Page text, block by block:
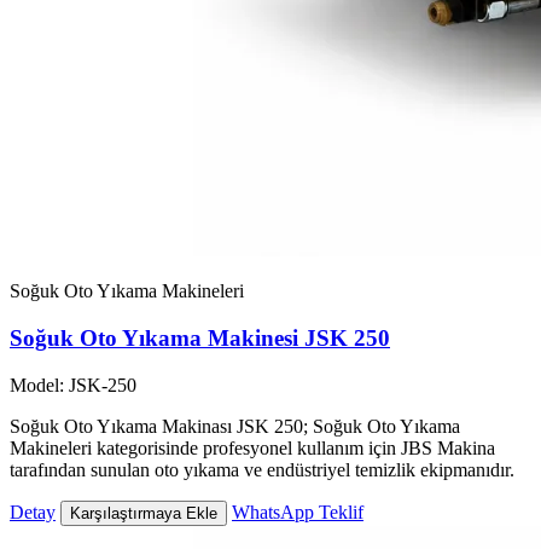
Soğuk Oto Yıkama Makineleri
Soğuk Oto Yıkama Makinesi JSK 250
Model: JSK-250
Soğuk Oto Yıkama Makinası JSK 250; Soğuk Oto Yıkama
Makineleri kategorisinde profesyonel kullanım için JBS Makina
tarafından sunulan oto yıkama ve endüstriyel temizlik ekipmanıdır.
Detay Karşılaştırmaya Ekle WhatsApp Teklif